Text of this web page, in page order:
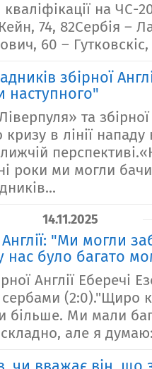
кваліфікації на ЧС-
74, 82Сербія –
60 – Гутковскіс,
збірної
наступного"
та збірної
в лінії нападу
роки ми могли
14.11.2025
"Ми могли
нас було багато
Англії Еберечі
(2:0)."Щиро
більше. Ми мали
але я